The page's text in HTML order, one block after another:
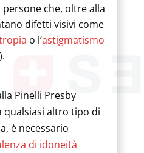
che, oltre alla
difetti visivi come
o l’astigmatismo
Pinelli Presby
qualsiasi altro tipo di
è necessario
di idoneità